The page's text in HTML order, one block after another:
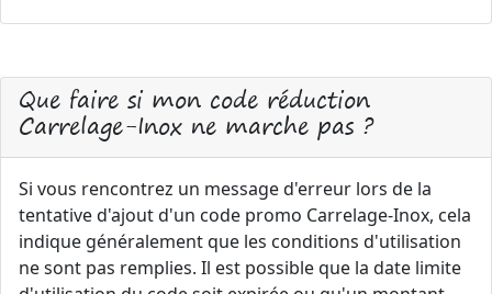
Que faire si mon code réduction
Carrelage-Inox ne marche pas ?
Si vous rencontrez un message d'erreur lors de la
tentative d'ajout d'un code promo Carrelage-Inox, cela
indique généralement que les conditions d'utilisation
ne sont pas remplies. Il est possible que la date limite